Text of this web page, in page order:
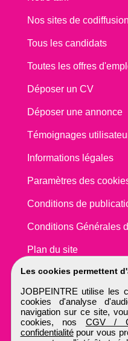
Les cookies permettent
JOBPEINTRE utilise les
cookies d'analyse
navigation sur ce site,
cookies, nos CGV /
confidentialitépour vous
Nos sites de codiffusion
Tous les candidats
Toutes les offres
Déposer un CV
Déposer une annonce
Témoignages
Informations légales
Paramètres des
Conditions de
Conditions Générales
Plan du site